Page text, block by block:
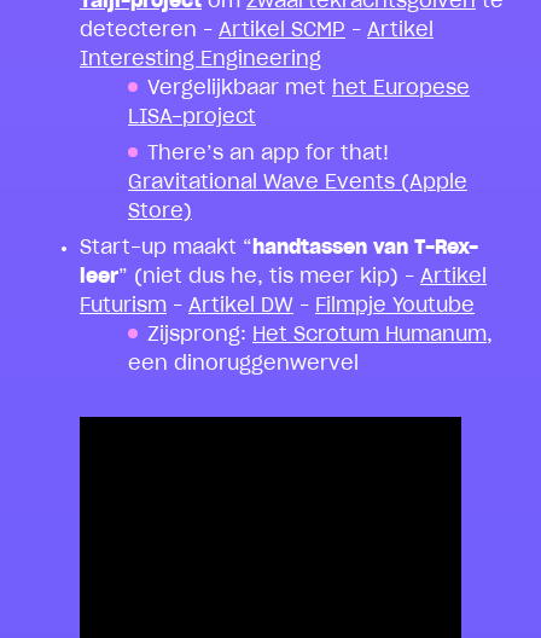
detecteren – Artikel SCMP – Artikel
Interesting Engineering
Vergelijkbaar met het Europese
LISA-project
There’s an app for that!
Gravitational Wave Events (Apple
Store)
Start-up maakt “ handtassen van T-Rex-
leer” (niet dus he, tis meer kip) – Artikel
Futurism – Artikel DW – Filmpje Youtube
Zijsprong: Het Scrotum Humanum,
een dinoruggenwervel